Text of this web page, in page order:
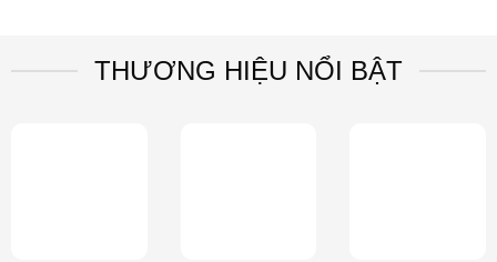
THƯƠNG HIỆU NỔI BẬT